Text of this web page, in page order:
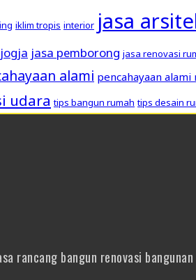
iklim tropis interior jasa
jasa pemborong jasa renovasi
alami pencahayaan alami
udara tips bangun rumah tips desain
rancang bangun renovasi